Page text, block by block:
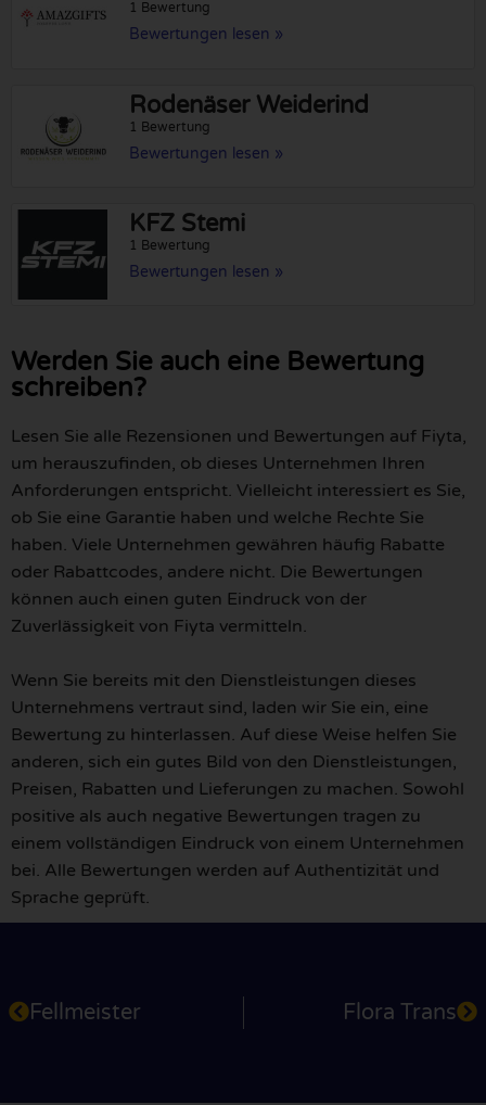
1 Bewertung
Bewertungen lesen »
Rodenäser Weiderind
1 Bewertung
Bewertungen lesen »
KFZ Stemi
1 Bewertung
Bewertungen lesen »
Werden Sie auch eine Bewertung
schreiben?
Lesen Sie alle Rezensionen und Bewertungen auf Fiyta,
um herauszufinden, ob dieses Unternehmen Ihren
Anforderungen entspricht. Vielleicht interessiert es Sie,
ob Sie eine Garantie haben und welche Rechte Sie
haben. Viele Unternehmen gewähren häufig Rabatte
oder Rabattcodes, andere nicht. Die Bewertungen
können auch einen guten Eindruck von der
Zuverlässigkeit von Fiyta vermitteln.
Wenn Sie bereits mit den Dienstleistungen dieses
Unternehmens vertraut sind, laden wir Sie ein, eine
Bewertung zu hinterlassen. Auf diese Weise helfen Sie
anderen, sich ein gutes Bild von den Dienstleistungen,
Preisen, Rabatten und Lieferungen zu machen. Sowohl
positive als auch negative Bewertungen tragen zu
einem vollständigen Eindruck von einem Unternehmen
bei. Alle Bewertungen werden auf Authentizität und
Sprache geprüft.
Fellmeister Flora Trans